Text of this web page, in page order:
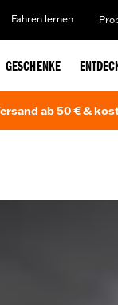
Fahren lernen
GESCHENKE
ab 50 € &